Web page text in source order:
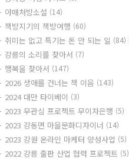
야매처방소설 (14)
책방지기의 책방여행 (60)
취미는 없고 특기는 돈 안 되는 일 (84)
강릉의 소리를 찾아서 (7)
행복을 찾아서 (147)
2026 생애를 건너는 책 이음 (143)
2024 대만 타이베이 (3)
2023 무관심 프로젝트 무이자은행 (5)
2023 강동면 마을문화디자이너 (14)
2023 강원 온라인 마케터 양성사업 (5)
2022 강릉 출판 산업 협력 프로젝트 (5)